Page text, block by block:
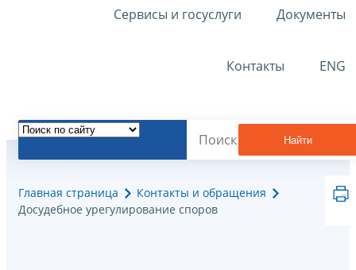
Сервисы и госуслуги Документы
Контакты ENG
Найти
Главная страница
Контакты и обращения
Досудебное урегулирование споров